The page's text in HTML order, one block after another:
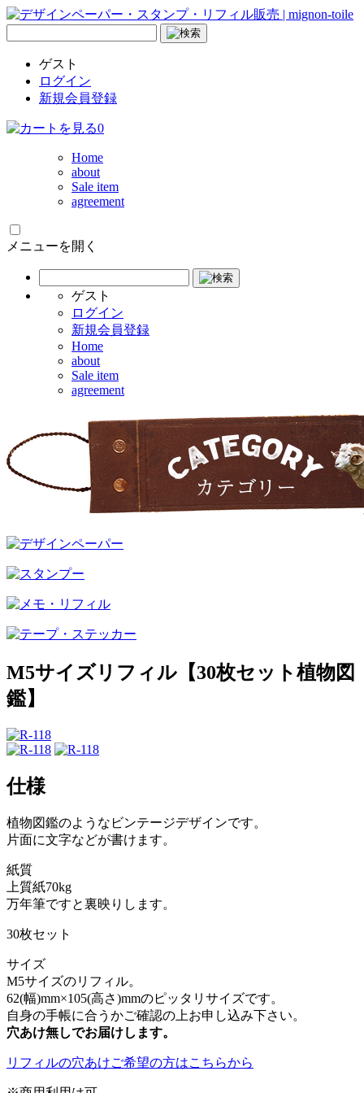
ゲスト
ログイン
新規会員登録
0
Home
about
Sale item
agreement
メニューを開く
ゲスト
ログイン
新規会員登録
Home
about
Sale item
agreement
M5サイズリフィル【30枚セット植物図
鑑】
仕様
植物図鑑のようなビンテージデザインです。
片面に文字などが書けます。
紙質
上質紙70kg
万年筆ですと裏映りします。
30枚セット
サイズ
M5サイズのリフィル。
62(幅)mm×105(高さ)mmのピッタリサイズです。
自身の手帳に合うかご確認の上お申し込み下さい。
穴あけ無しでお届けします。
リフィルの穴あけご希望の方はこちらから